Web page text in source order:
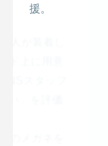
援。
人が装着し
スタッフ
い」を評価
のメガネを